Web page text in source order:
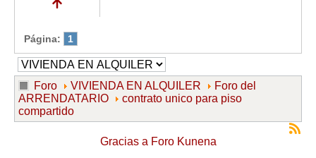
Página: 1
Foro VIVIENDA EN ALQUILER
Foro del
ARRENDATARIO
contrato unico para piso
compartido
Gracias a Foro Kunena